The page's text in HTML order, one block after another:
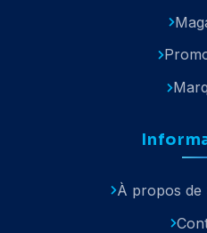
À propos de